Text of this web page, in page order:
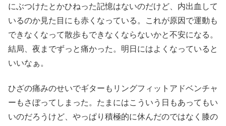
にぶつけたとかひねった記憶はないのだけど、内出血して
いるのか見た目にも赤くなっている。これが原因で運動も
できなくなって散歩もできなくならないかと不安になる。
結局、夜までずっと痛かった。明日にはよくなっていると
いいなぁ。
ひざの痛みのせいでギターもリングフィットアドベンチャ
ーもさぼってしまった。たまにはこういう日もあってもい
いのだろうけど、やっぱり積極的に休んだのではなく膝の